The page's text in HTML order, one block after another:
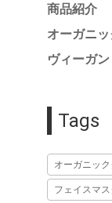
商品紹介
オーガニッ
ヴィーガン
Tags
オーガニッ
フェイスマス